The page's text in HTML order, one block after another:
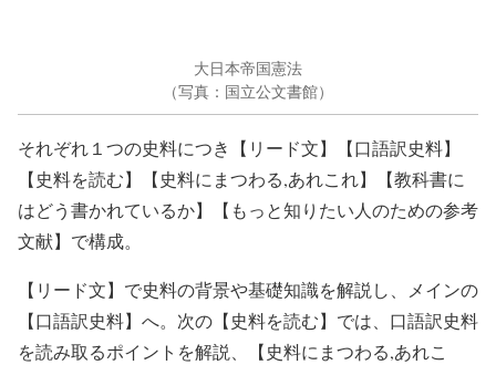
大日本帝国憲法
（写真：国立公文書館）
それぞれ１つの史料につき【リード文】【口語訳史料】
【史料を読む】【史料にまつわる,あれこれ】【教科書に
はどう書かれているか】【もっと知りたい人のための参考
文献】で構成。
【リード文】で史料の背景や基礎知識を解説し、メインの
【口語訳史料】へ。次の【史料を読む】では、口語訳史料
を読み取るポイントを解説、【史料にまつわる,あれこ